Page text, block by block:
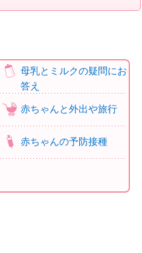
母乳とミルクの疑問にお
答え
赤ちゃんと外出や旅行
赤ちゃんの予防接種